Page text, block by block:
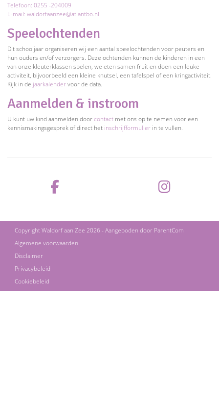
Telefoon: 0255 -204009
E-mail: waldorfaanzee@atlantbo.nl
Speelochtenden
Dit schooljaar organiseren wij een aantal speelochtenden voor peuters en
hun ouders en/of verzorgers. Deze ochtenden kunnen de kinderen in een
van onze kleuterklassen spelen, we eten samen fruit en doen een leuke
activiteit, bijvoorbeeld een kleine knutsel, een tafelspel of een kringactiviteit.
Kijk in de jaarkalendervoor de data.
Aanmelden & instroom
U kunt uw kind aanmelden doorcontact met ons op te nemen voor een
kennismakingsgesprek of direct het inschrijfformulier in te vullen.
Copyright Waldorf aan Zee 2026 - Aangeboden door ParentCom
Algemene voorwaarden
Disclaimer
Privacybeleid
Cookiebeleid